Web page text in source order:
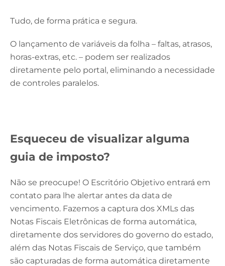
Tudo, de forma prática e segura.
O lançamento de variáveis da folha – faltas, atrasos,
horas-extras, etc. – podem ser realizados
diretamente pelo portal, eliminando a necessidade
de controles paralelos.
Esqueceu de visualizar alguma
guia de imposto?
Não se preocupe! O Escritório Objetivo entrará em
contato para lhe alertar antes da data de
vencimento. Fazemos a captura dos XMLs das
Notas Fiscais Eletrônicas de forma automática,
diretamente dos servidores do governo do estado,
além das Notas Fiscais de Serviço, que também
são capturadas de forma automática diretamente